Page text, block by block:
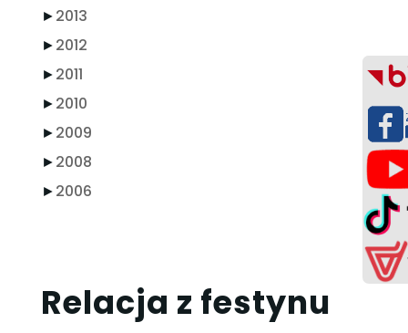
►2013
►2012
►2011
►2010
►2009
►2008
►2006
Relacja z festynu